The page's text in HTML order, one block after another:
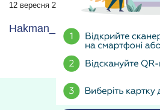
12 вересня 2018
Hakman_Buk_Praha3_1.doc